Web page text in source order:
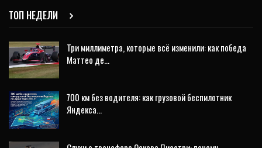
ТОП НЕДЕЛИ
Три миллиметра, которые всё изменили: как победа
Маттео де…
700 км без водителя: как грузовой беспилотник
Яндекса…